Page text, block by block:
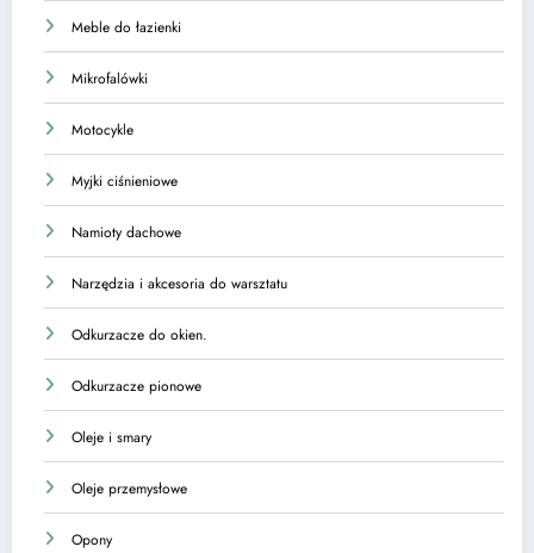
Meble do łazienki
Mikrofalówki
Motocykle
Myjki ciśnieniowe
Namioty dachowe
Narzędzia i akcesoria do warsztatu
Odkurzacze do okien.
Odkurzacze pionowe
Oleje i smary
Oleje przemysłowe
Opony